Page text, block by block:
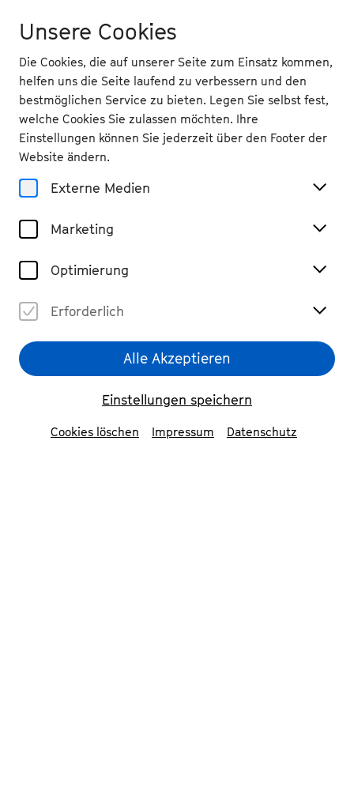
Unsere Cookies
Die Cookies, die auf unserer Seite zum Einsatz kommen,
helfen uns die Seite laufend zu verbessern und den
bestmöglichen Service zu bieten. Legen Sie selbst fest,
welche Cookies Sie zulassen möchten. Ihre
Einstellungen können Sie jederzeit über den Footer der
Website ändern.
Externe Medien
Marketing
Optimierung
Erforderlich
Alle Akzeptieren
Einstellungen speichern
Cookies löschen Impressum Datenschutz
Digitales
Programmheft
So 7.9.
20.30 Uhr
Hannah Baumann: Echoes